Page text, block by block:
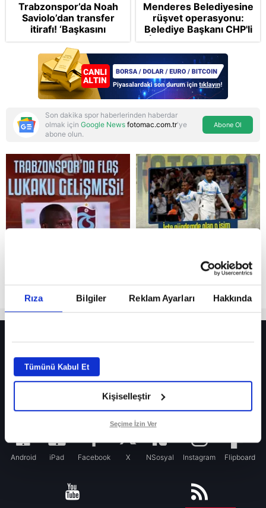
Rıza Bilgiler Reklam Ayarları Hakkında
Tümünü Kabul Et
Kişiselleştir
Seçime İzin Ver
Reddet
Trabzonspor’da Noah
Saviolo’dan transfer
itirafı! ‘Başkasını
izlemeye geldi’
Menderes Belediyesine
rüşvet operasyonu:
Belediye Başkanı CHP'li
İlkay Çiçek tutuklandı
Son dakika spor haberlerinden haberdar
olmak için Google News fotomac.com.tr'ye
abone olun.
Abone Ol
Fenerbahçe’de sürpriz ayrılık ihtimali! Devre arasında gelmişti
Fenerbahçe’nin yeni transferi Mason Greenwood için olay sözler!
Galatasaray’da rota yeniden Thiago Almada!
Android iPad Facebook X NSosyal Instagram Flipboard